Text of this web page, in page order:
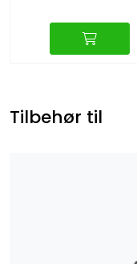
Tilbehør til